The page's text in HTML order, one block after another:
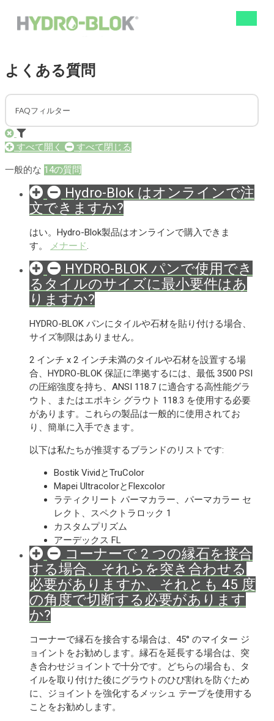
よくある質問
すべて開く すべて閉じる
一般的な 14の質問
Hydro-Blok はオンラインで注
文できますか?
はい。Hydro-Blok製品はオンラインで購入できま
す。
メナード.
HYDRO-BLOK パンで使用でき
るタイルのサイズに最小要件はあ
りますか?
HYDRO-BLOK パンにタイルや石材を貼り付ける場合、
サイズ制限はありません。
2 インチ x 2 インチ未満のタイルや石材を設置する場
合、HYDRO-BLOK 保証に準拠するには、最低 3500 PSI
の圧縮強度を持ち、ANSI 118.7 に適合する高性能グラ
ウト、またはエポキシ グラウト 118.3 を使用する必要
があります。これらの製品は一般的に使用されてお
り、簡単に入手できます。
以下は私たちが推奨するブランドのリストです:
Bostik VividとTruColor
Mapei UltracolorとFlexcolor
ラティクリート パーマカラー、パーマカラー セ
レクト、スペクトラロック 1
カスタムプリズム
アーデックス FL
コーナーで 2 つの縁石を接合
する場合、それらを突き合わせる
必要がありますか、それとも 45 度
の角度で切断する必要があります
か?
コーナーで縁石を接合する場合は、45° のマイター ジ
ョイントをお勧めします。縁石を延長する場合は、突
き合わせジョイントで十分です。どちらの場合も、タ
イルを取り付けた後にグラウトのひび割れを防ぐため
に、ジョイントを強化するメッシュ テープを使用する
ことをお勧めします。